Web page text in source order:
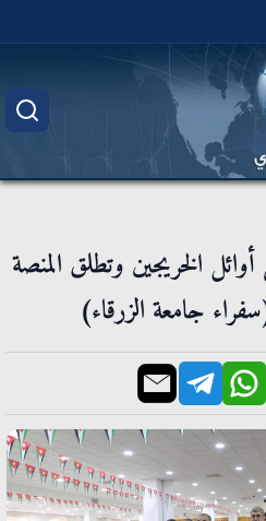
الخريجين وتطلق المنصة
جامعة الزرقاء)